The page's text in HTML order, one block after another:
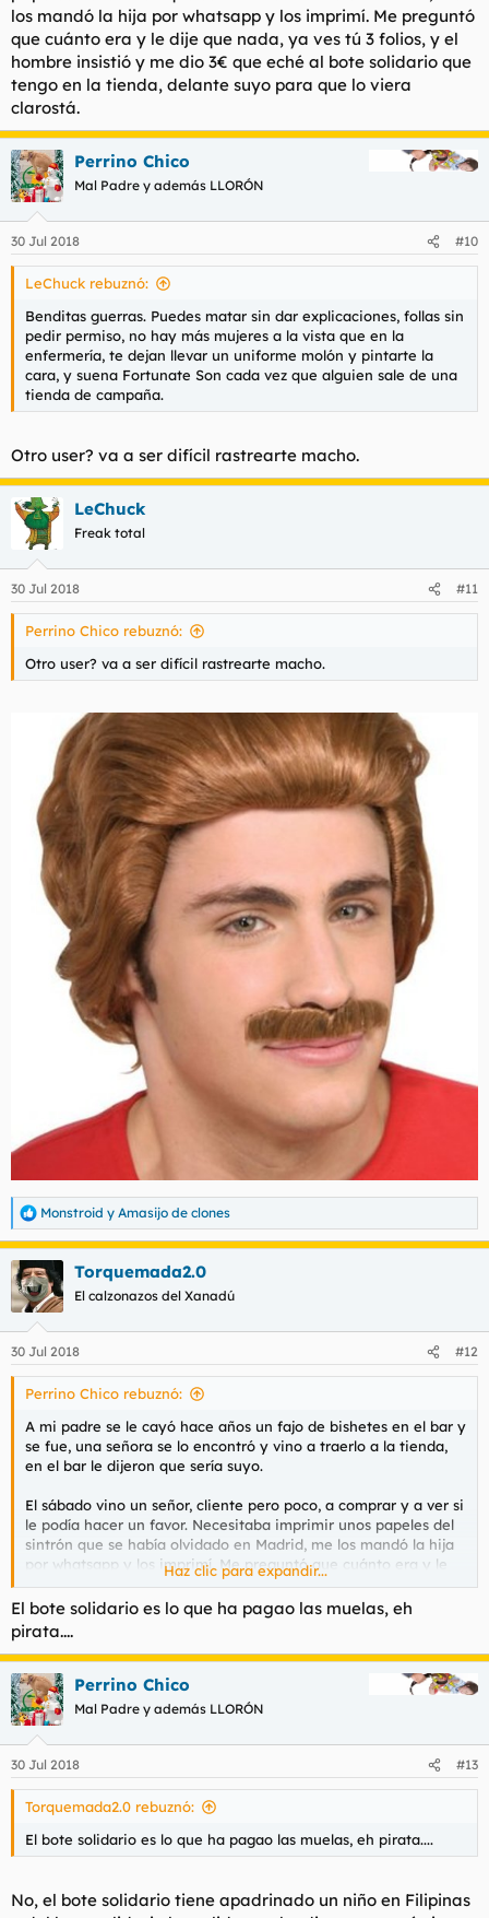
los mandó la hija por whatsapp y los imprimí. Me preguntó
que cuánto era y le dije que nada, ya ves tú 3 folios, y el
hombre insistió y me dio 3€ que eché al bote solidario que
tengo en la tienda, delante suyo para que lo viera
clarostá.
Perrino Chico
Mal Padre y además LLORÓN
30 Jul 2018 #10
LeChuck rebuznó:
Benditas guerras. Puedes matar sin dar explicaciones, follas sin
pedir permiso, no hay más mujeres a la vista que en la
enfermería, te dejan llevar un uniforme molón y pintarte la
cara, y suena Fortunate Son cada vez que alguien sale de una
tienda de campaña.
Otro user? va a ser difícil rastrearte macho.
LeChuck
Freak total
30 Jul 2018 #11
Perrino Chico rebuznó:
Otro user? va a ser difícil rastrearte macho.
R
e
a
c
c
i
e
s
Monstroid y Amasijo de clones
Torquemada2.0
El calzonazos del Xanadú
30 Jul 2018 #12
Perrino Chico rebuznó:
A mi padre se le cayó hace años un fajo de bishetes en el bar y
se fue, una señora se lo encontró y vino a traerlo a la tienda,
en el bar le dijeron que sería suyo.
El sábado vino un señor, cliente pero poco, a comprar y a ver si
le podía hacer un favor. Necesitaba imprimir unos papeles del
sintrón que se había olvidado en Madrid, me los mandó la hija
por whatsapp y los imprimí. Me preguntó que cuánto era y le
dije que nada, ya ves tú 3 folios, y el hombre insistió y me dio
3€ que eché al bote solidario que tengo en la tienda, delante
suyo para que lo viera clarostá.
Haz clic para expandir...
El bote solidario es lo que ha pagao las muelas, eh
pirata....
Perrino Chico
Mal Padre y además LLORÓN
30 Jul 2018 #13
Torquemada2.0 rebuznó:
El bote solidario es lo que ha pagao las muelas, eh pirata....
No, el bote solidario tiene apadrinado un niño en Filipinas